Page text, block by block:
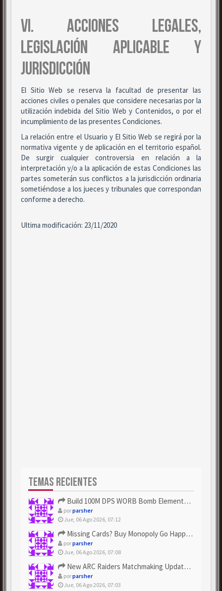
VI. ACCIONES LEGALES,
LEGISLACIÓN APLICABLE Y
JURISDICCIÓN
El Sitio Web se reserva la facultad de presentar las
acciones civiles o penales que considere necesarias por la
utilización indebida del Sitio Web y Contenidos, o por el
incumplimiento de las presentes Condiciones.
La relación entre el Usuario y El Sitio Web se regirá por la
normativa vigente y de aplicación en el territorio español.
De surgir cualquier controversia en relación a la
interpretación y/o a la aplicación de estas Condiciones las
partes someterán sus conflictos a la jurisdicción ordinaria
sometiéndose a los jueces y tribunales que correspondan
conforme a derecho.
Ultima modificación: 23/11/2020
TEMAS RECIENTES
Build 100M DPS WORB Bomb Elementalist Fast - Grab POE Curren...
porparsher
Jue, 06 Ago 2026, 07:12
Missing Cards? Buy Monopoly Go Happy Harvest with Looney Tun...
porparsher
Jue, 06 Ago 2026, 07:08
New ARC Raiders Matchmaking Update: Stop Failed - Grab Bluep...
porparsher
Jue, 06 Ago 2026, 07:03